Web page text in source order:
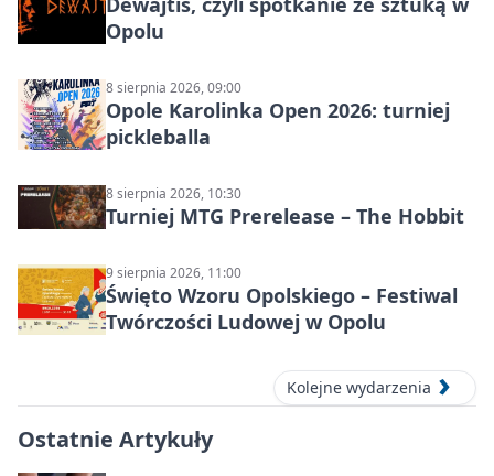
Opolu
8 sierpnia 2026, 09:00
Opole Karolinka Open 2026: turniej
pickleballa
8 sierpnia 2026, 10:30
Turniej MTG Prerelease – The Hobbit
9 sierpnia 2026, 11:00
Święto Wzoru Opolskiego – Festiwal
Twórczości Ludowej w Opolu
Kolejne wydarzenia
Ostatnie Artykuły